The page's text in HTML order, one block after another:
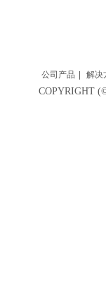
公司产品 解决
COPYRIGHT